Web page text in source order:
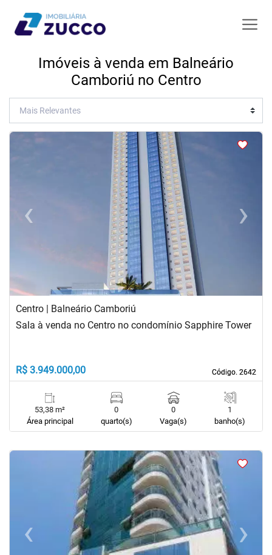
Imóveis à venda em Balneário
Camboriú no Centro
<
‹Previous ›Next
Centro | Balneário Camboriú
Código. 2642
Código. 2642
Sala à venda no Centro no condomínio Sapphire Tower
R$ 3.949.000,00
53,38 m²
Área principal
0
quarto(s)
0
Vaga(s)
1
banho(s)
<
‹Previous ›Next